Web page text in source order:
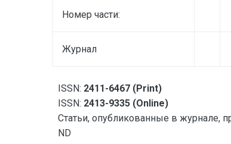
Номер части:
Журнал
ISSN: 2411-6467 (Print)
ISSN: 2413-9335 (Online)
Статьи, опубликованные в журнале,
ND